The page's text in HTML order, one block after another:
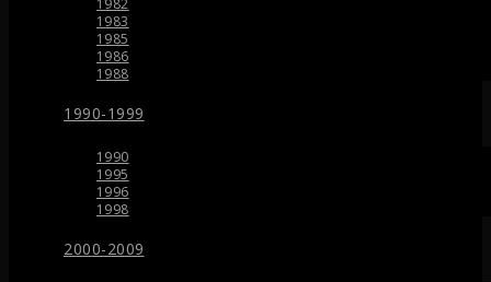
1982
1983
1985
1986
1988
1990-1999
1990
1995
1996
1998
2000-2009